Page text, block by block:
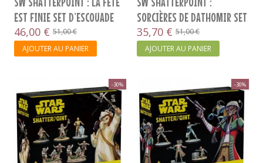
EST FINIE SET D’ESCOUADE
46,00 € 51,00 €
AJOUTER AU PANIER
SORCIÈRES DE DATHOMIR SET
D’ESC.
35,70 € 51,00 €
AJOUTER AU PANIER
-30% -30%